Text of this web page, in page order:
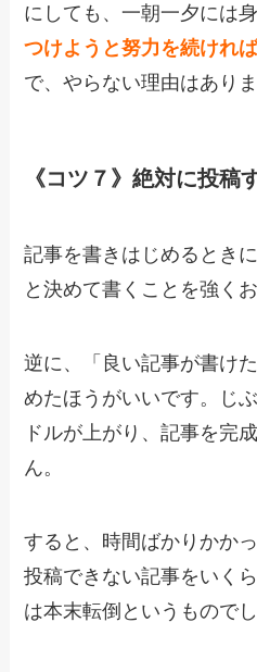
にしても、一朝一夕には
つけようと努力を続けれ
で、やらない理由はありま
《コツ７》絶対に投稿
記事を書きはじめるとき
と決めて書くことを強く
逆に、「良い記事が書け
めたほうがいいです。じ
ドルが上がり、記事を完
ん。
すると、時間ばかりかか
投稿できない記事をいく
は本末転倒というものでし